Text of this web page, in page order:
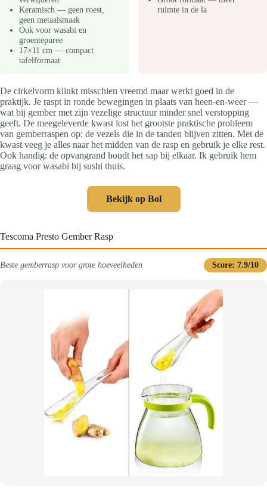
Keramisch — geen roest,
geen metaalsmaak
Ook voor wasabi en
groentepuree
17×11 cm — compact
tafelformaat
ruimte in de la
De cirkelvorm klinkt misschien vreemd maar werkt goed in de
praktijk. Je raspt in ronde bewegingen in plaats van heen-en-weer —
wat bij gember met zijn vezelige structuur minder snel verstopping
geeft. De meegeleverde kwast lost het grootste praktische probleem
van gemberraspen op: de vezels die in de tanden blijven zitten. Met de
kwast veeg je alles naar het midden van de rasp en gebruik je elke rest.
Ook handig: de opvangrand houdt het sap bij elkaar. Ik gebruik hem
graag voor wasabi bij sushi thuis.
Bekijk op Bol
Tescoma Presto Gember Rasp
Beste gemberrasp voor grote hoeveelheden Score: 7.9/10